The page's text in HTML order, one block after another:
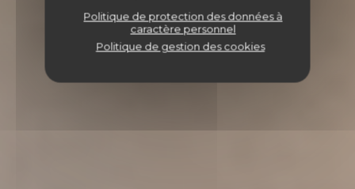
Politique de protection des données à
caractère personnel
Politique de gestion des cookies